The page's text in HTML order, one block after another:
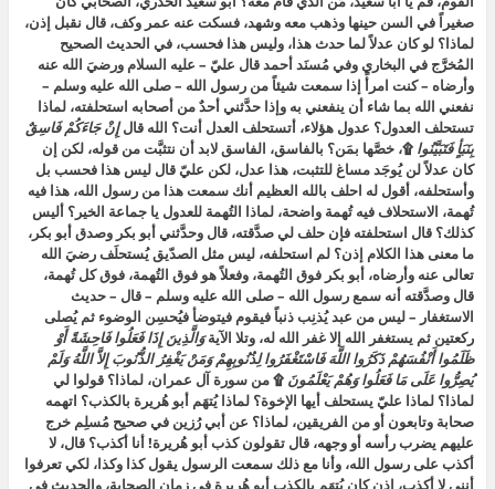
صغيراً في السن حينها وذهب معه وشهد، فسكت عنه عمر وكف، قال نقبل إذن،
لماذا؟ لو كان عدلاً لما حدث هذا، وليس هذا فحسب، في الحديث الصحيح
المُخرَّج في البخاري وفي مُسنَد أحمد قال عليّ – عليه السلام ورضيَ الله عنه
وأرضاه – كنت امرأً إذا سمعت شيئاً من رسول الله – صلى الله عليه وسلم –
نفعني الله بما شاء أن ينفعني به وإذا حدَّثني أحدٌ من أصحابه استحلفته، لماذا
تستحلف العدول؟ عدول هؤلاء، أتستحلف العدل أنت؟ الله قالإِنْ جَاءَكُمْ فَاسِقٌ
بِنَبَأٍ فَتَبَيَّنُوا ۩، خصَّها بمَن؟ بالفاسق، الفاسق لابد أن نتثبَّت من قوله، لكن إن
كان عدلاً لن يُوجَد مساغ للتثبت، هذا عدل، لكن عليّ قال ليس هذا فحسب بل
وأستحلفه، أقول له احلف بالله العظيم أنك سمعت هذا من رسول الله، هذا فيه
تُهمة، الاستحلاف فيه تُهمة واضحة، لماذا التُهمة للعدول يا جماعة الخير؟ أليس
كذلك؟ قال استحلفته فإن حلف لي صدَّقته، قال وحدَّثني أبو بكر وصدق أبو بكر،
ما معنى هذا الكلام إذن؟ لم استحلفه، ليس مثل الصدّيق يُستحلَف رضيَ الله
تعالى عنه وأرضاه، أبو بكر فوق التُهمة، وفعلاً هو فوق التُهمة، فوق كل تُهمة،
قال وصدَّقته أنه سمع رسول الله – صلى الله عليه وسلم – قال – حديث
الاستغفار – ليس من عبد يُذنِب ذنباً فيقوم فيتوضأ فيُحسِن الوضوء ثم يُصلى
ركعتين ثم يستغفر الله إلا غفر الله له، وتلا الآيةوَالَّذِينَ إِذَا فَعَلُوا فَاحِشَةً أَوْ
ظَلَمُوا أَنْفُسَهُمْ ذَكَرُوا اللَّهَ فَاسْتَغْفَرُوا لِذُنُوبِهِمْ وَمَنْ يَغْفِرُ الذُّنُوبَ إِلاَّ اللَّهُ وَلَمْ
يُصِرُّوا عَلَى مَا فَعَلُوا وَهُمْ يَعْلَمُونَ ۩ من سورة آل عمران، لماذا؟ قولوا لي
لماذا؟ لماذا عليّ يستحلف أيها الإخوة؟ لماذا يُتهَم أبو هُريرة بالكذب؟ اتهمه
صحابة وتابعون أو من الفريقين، لماذا؟ عن أبي رُزين في صحيح مُسلِم خرج
عليهم يضرب رأسه أو وجهه، قال تقولون كذب أبو هُريرة! أنا أكذب؟ قال، لا
أكذب على رسول الله، وأنا مع ذلك سمعت الرسول يقول كذا وكذا، لكي تعرفوا
أنني لا أكذب، إذن كان يُتهَم بالكذب أبو هُريرة في زمان الصحابة، والحديث في